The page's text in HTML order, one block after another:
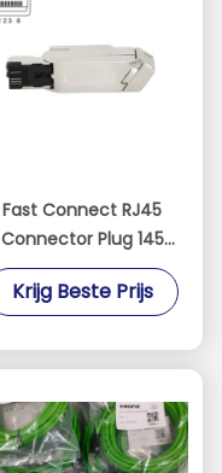
Fast Connect RJ45
Connector Plug 145
Metalen behuizing
4Pin 100MBit/S
Krijg Beste Prijs